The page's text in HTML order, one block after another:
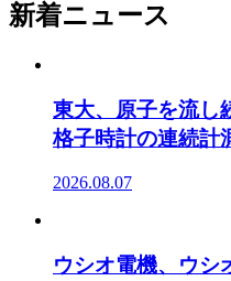
新着ニュース
東大、原子を流
格子時計の連続計
2026.08.07
ウシオ電機、ウシ